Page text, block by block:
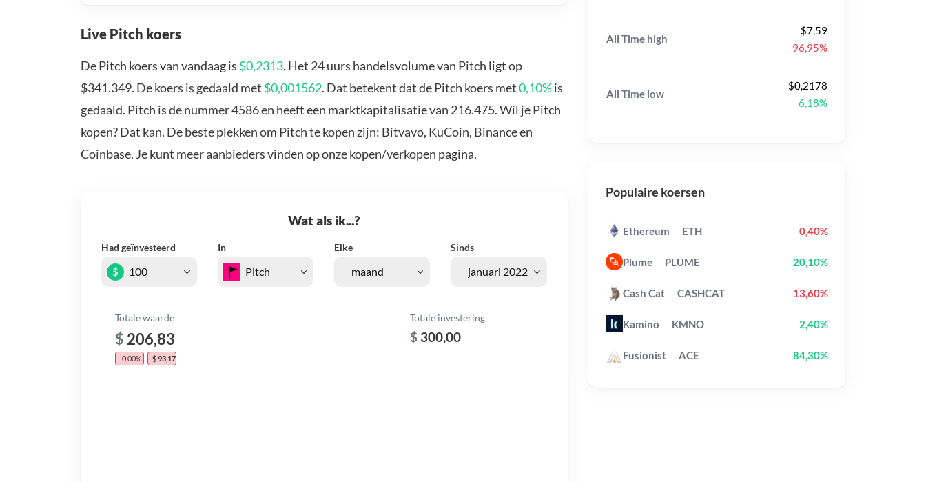
Live Pitch koers
De Pitch koers van vandaag is $0,2313. Het 24 uurs handelsvolume van Pitch ligt op
$341.349. De koers is gedaald met $0,001562. Dat betekent dat de Pitch koers met0,10%is
gedaald. Pitch is de nummer 4586 en heeft een marktkapitalisatie van 216.475. Wil je Pitch
kopen? Dat kan. De beste plekken om Pitch te kopen zijn: Bitvavo, KuCoin, Binance en
Coinbase. Je kunt meer aanbieders vinden op onze kopen/verkopen pagina.
Wat als ik...?
Had geïnvesteerd In Elke Sinds
$
Totale waarde
$ 206,83
- 0,00% - $ 93,17
Totale investering
$ 300,00
All Time high
$7,59
96,95%
All Time low
$0,2178
6,18%
Populaire koersen
Ethereum ETH 0,40%
Plume PLUME 20,10%
Cash Cat CASHCAT 13,60%
Kamino KMNO 2,40%
Fusionist ACE 84,30%